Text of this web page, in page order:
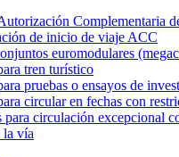
Complementaria
de inicio de viaje ACC
euromodulares
tren turístico
pruebas o ensayos de
circular en fechas con
para circulación excepcional
la vía